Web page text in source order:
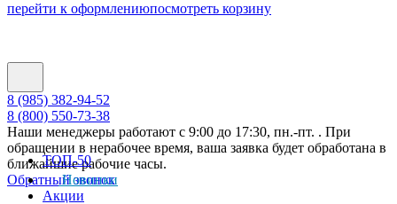
перейти к оформлениюпосмотреть корзину
8 (985) 382-94-52
8 (800) 550-73-38
Наши менеджеры работают с 9:00 до 17:30, пн.-пт. . При
обращении в нерабочее время, ваша заявка будет обработана в
ближайшие рабочие часы.
Обратный звонок
ТОП-50
Новинки
Акции